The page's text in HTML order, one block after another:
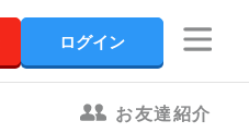
ログイン
お友達紹介